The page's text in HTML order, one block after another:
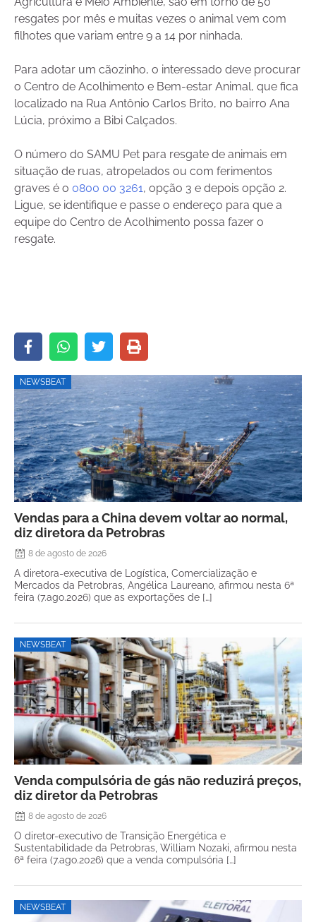
resgates por mês e muitas vezes o animal vem com
filhotes que variam entre 9 a 14 por ninhada.
Para adotar um cãozinho, o interessado deve procurar
o Centro de Acolhimento e Bem-estar Animal, que fica
localizado na Rua Antônio Carlos Brito, no bairro Ana
Lúcia, próximo a Bibi Calçados.
O número do SAMU Pet para resgate de animais em
situação de ruas, atropelados ou com ferimentos
graves é o 0800 00 3261, opção 3 e depois opção 2.
Ligue, se identifique e passe o endereço para que a
equipe do Centro de Acolhimento possa fazer o
resgate.
NEWSBEAT
Vendas para a China devem voltar ao normal,
diz diretora da Petrobras
8 de agosto de 2026
A diretora-executiva de Logística, Comercialização e
Mercados da Petrobras, Angélica Laureano, afirmou nesta 6ª
feira (7.ago.2026) que as exportações de […]
NEWSBEAT
Venda compulsória de gás não reduzirá preços,
diz diretor da Petrobras
8 de agosto de 2026
O diretor-executivo de Transição Energética e
Sustentabilidade da Petrobras, William Nozaki, afirmou nesta
6ª feira (7.ago.2026) que a venda compulsória […]
NEWSBEAT